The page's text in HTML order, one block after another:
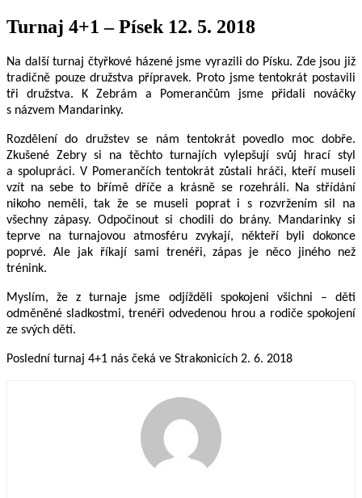
Turnaj 4+1 – Písek 12. 5. 2018
Na další turnaj čtyřkové házené jsme vyrazili do Písku. Zde jsou již
tradičně pouze družstva přípravek. Proto jsme tentokrát postavili
tři družstva. K Zebrám a Pomerančům jsme přidali nováčky
s názvem Mandarinky.
Rozdělení do družstev se nám tentokrát povedlo moc dobře.
Zkušené Zebry si na těchto turnajích vylepšují svůj hrací styl
a spolupráci. V Pomerančích tentokrát zůstali hráči, kteří museli
vzít na sebe to břímě dříče a krásně se rozehráli. Na střídání
nikoho neměli, tak že se museli poprat i s rozvržením sil na
všechny zápasy. Odpočinout si chodili do brány. Mandarinky si
teprve na turnajovou atmosféru zvykají, někteří byli dokonce
poprvé. Ale jak říkají sami trenéři, zápas je něco jiného než
trénink.
Myslím, že z turnaje jsme odjížděli spokojeni všichni – děti
odměněné sladkostmi, trenéři odvedenou hrou a rodiče spokojení
ze svých dětí.
Poslední turnaj 4+1 nás čeká ve Strakonicích 2. 6. 2018